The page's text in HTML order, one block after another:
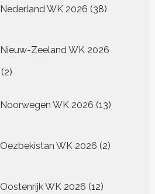
Nederland WK 2026 38
producten
Nieuw-Zeeland WK 2026
22
Noorwegen WK 2026 13
producten
Oezbekistan WK 2026 2
producten
Oostenrijk WK 2026 12